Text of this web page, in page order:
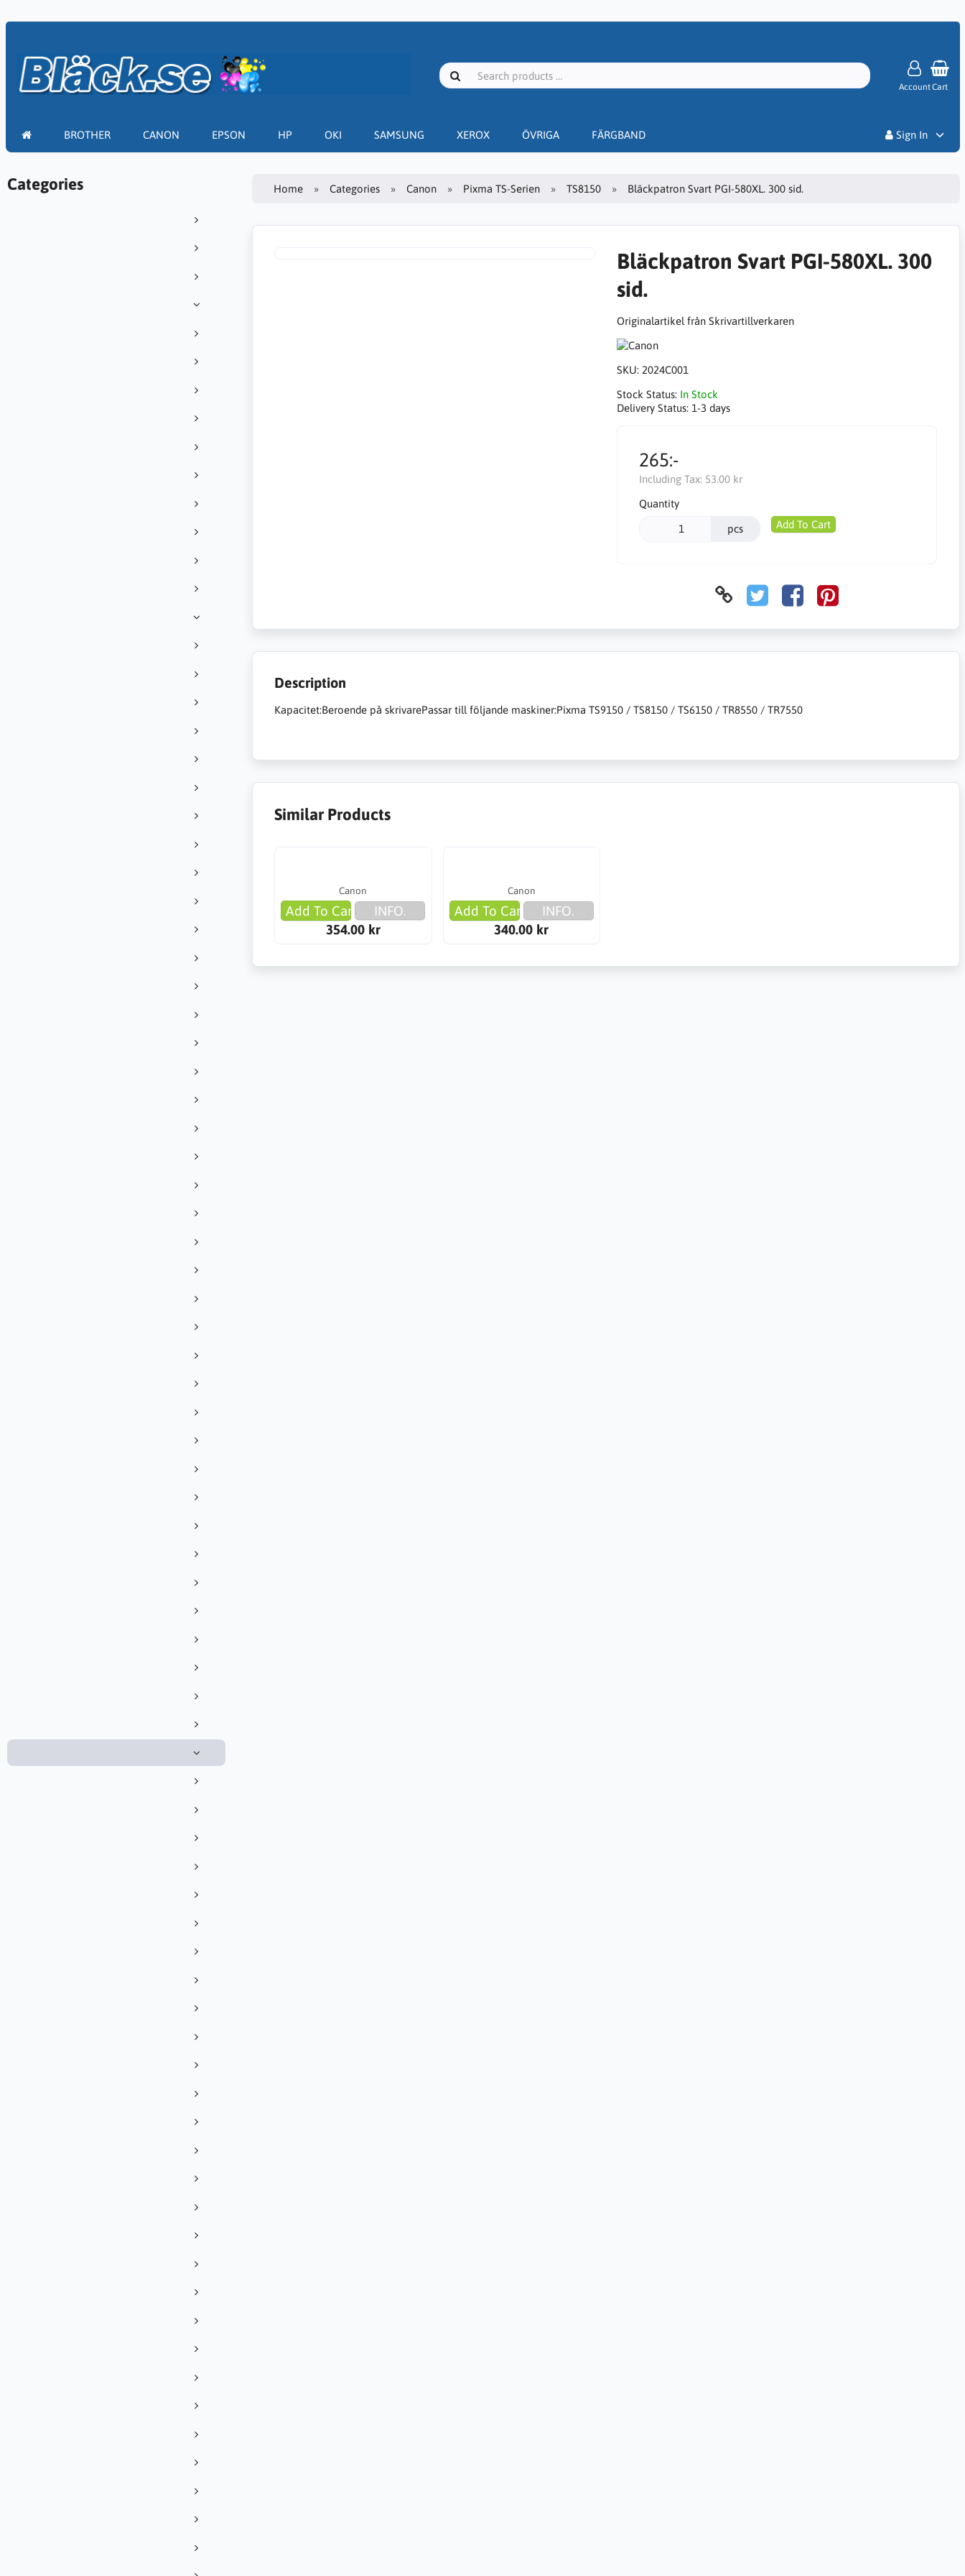
AccountCart
BROTHER CANON EPSON HP OKI SAMSUNG XEROX ÖVRIGA FÄRGBAND
Sign In
Categories Home Categories Canon Pixma TS-Serien TS8150 Bläckpatron Svart PGI-580XL. 300 sid.
Bläckpatron Svart PGI-580XL. 300
sid.
Originalartikel från Skrivartillverkaren
SKU: 2024C001
Stock Status: In Stock
Delivery Status: 1-3 days
265:-
Including Tax: 53.00 kr
Quantity
pcs Add To Cart
Description
Kapacitet:Beroende på skrivarePassar till följande maskiner:Pixma TS9150 / TS8150 / TS6150 / TR8550 / TR7550
Similar Products
Canon
Add To Cart
INFO.
354.00 kr
Canon
Add To Cart
INFO.
340.00 kr